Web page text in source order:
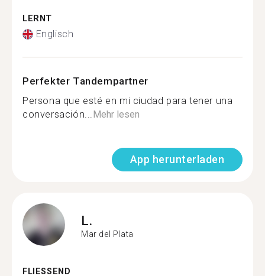
LERNT
Englisch
Perfekter Tandempartner
Persona que esté en mi ciudad para tener una
conversación...Mehr lesen
App herunterladen
L.
Mar del Plata
FLIESSEND